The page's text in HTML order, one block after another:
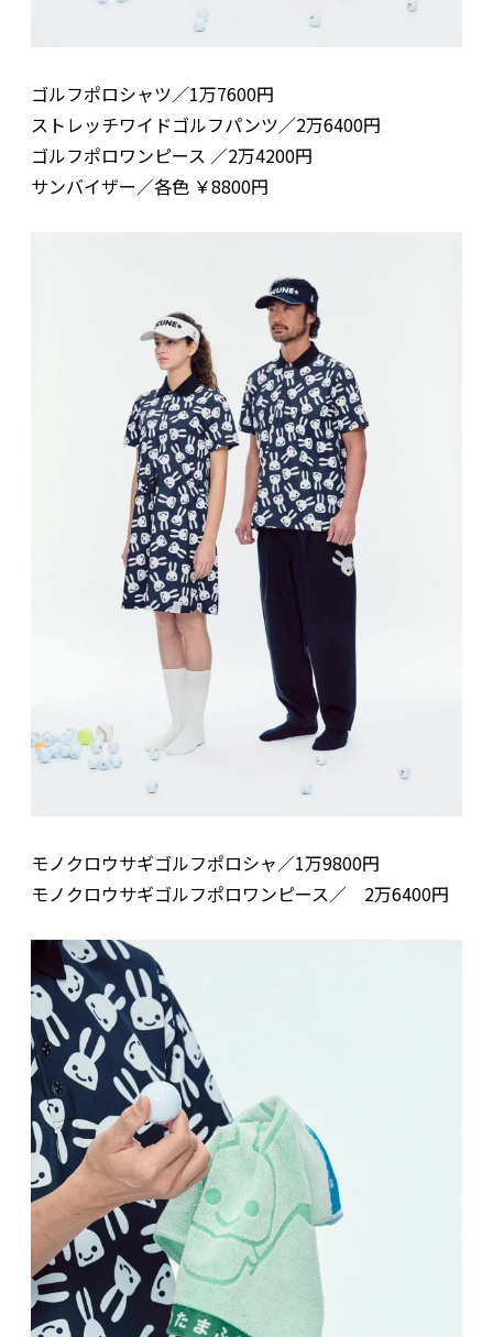
ゴルフポロシャツ／1万7600円
ストレッチワイドゴルフパンツ／2万6400円
ゴルフポロワンピース ／2万4200円
サンバイザー／各色 ￥8800円
モノクロウサギゴルフポロシャ／1万9800円
モノクロウサギゴルフポロワンピース／ 2万6400円